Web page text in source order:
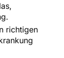
richtigen